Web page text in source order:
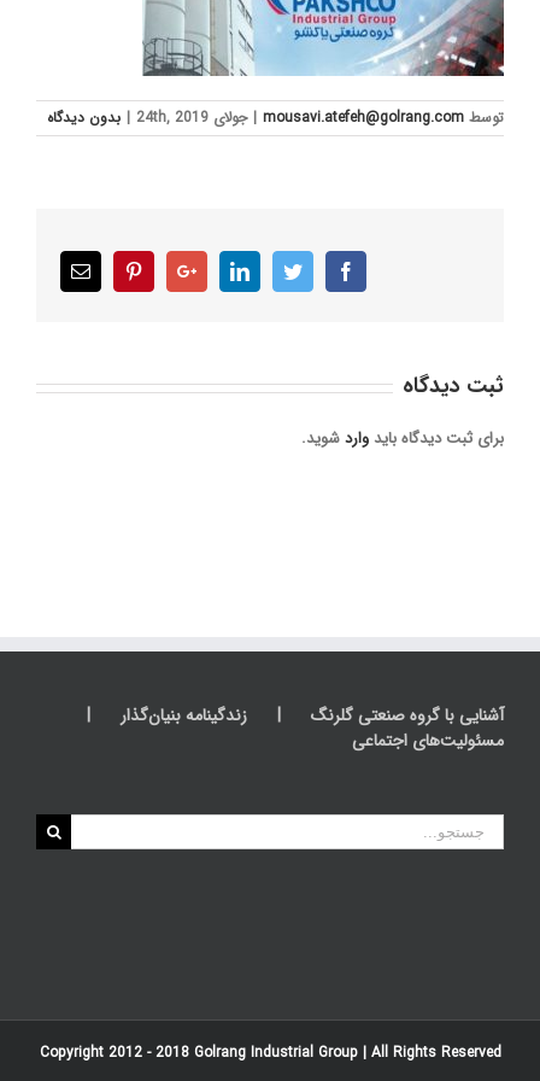
توسط mousavi.atefeh@golrang.com
| جولای 24th, 2019 | بدون ديدگاه
Facebook
Twitter
LinkedIn
Google+
Pinterest
Email
ثبت ديدگاه
برای ثبت دیدگاه باید واردشوید.
آشنایی با گروه صنعتی گلرنگ
زندگینامه بنیان‌گذار
مسئولیت‌های اجتماعی
جستجو
برای:
Copyright 2012 - 2018 Golrang Industrial Group| All Rights Reserved